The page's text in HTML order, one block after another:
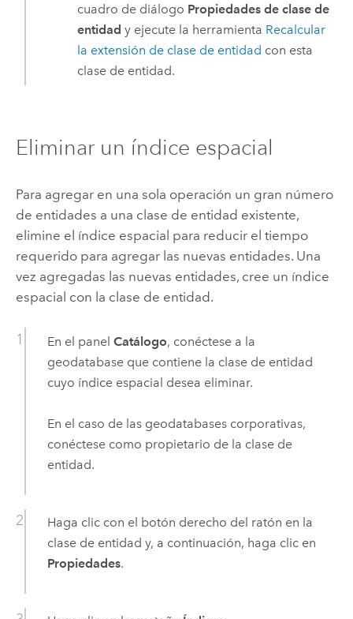
cuadro de diálogo Propiedades de clase de
entidad y ejecute la herramienta Recalcular
la extensión de clase de entidad con esta
clase de entidad.
Eliminar un índice espacial
Para agregar en una sola operación un gran número
de entidades a una clase de entidad existente,
elimine el índice espacial para reducir el tiempo
requerido para agregar las nuevas entidades. Una
vez agregadas las nuevas entidades, cree un índice
espacial con la clase de entidad.
En el panel Catálogo, conéctese a la
geodatabase que contiene la clase de entidad
cuyo índice espacial desea eliminar.
En el caso de las geodatabases corporativas,
conéctese como propietario de la clase de
entidad.
Haga clic con el botón derecho del ratón en la
clase de entidad y, a continuación, haga clic en
Propiedades.